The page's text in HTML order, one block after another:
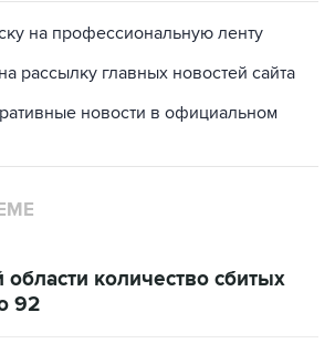
на профессиональную ленту
рассылку главных новостей сайта
новости в официальном
количество сбитых
92